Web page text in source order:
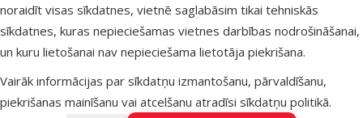
noraidīt visas sīkdatnes, vietnē saglabāsim tikai tehniskās
sīkdatnes, kuras nepieciešamas vietnes darbības nodrošināšanai,
un kuru lietošanai nav nepieciešama lietotāja piekrišana.
Vairāk informācijas par sīkdatņu izmantošanu, pārvaldīšanu,
piekrišanas mainīšanu vai atcelšanu atradīsi sīkdatņu politikā.
Kārtot pēc
Produkti nav atrasti